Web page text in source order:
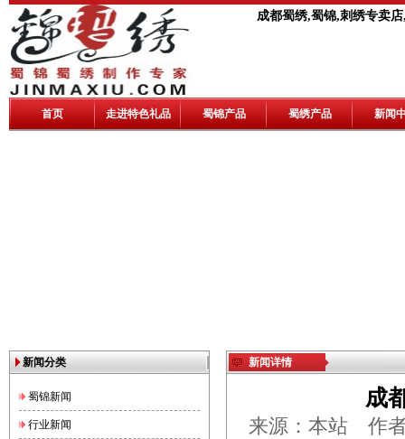
成都蜀绣,蜀锦,刺绣专卖
首页 走进特色礼品 蜀锦产品 蜀绣产品 新闻
新闻分类
蜀锦新闻
行业新闻
新闻详情
成
来源：本站 作